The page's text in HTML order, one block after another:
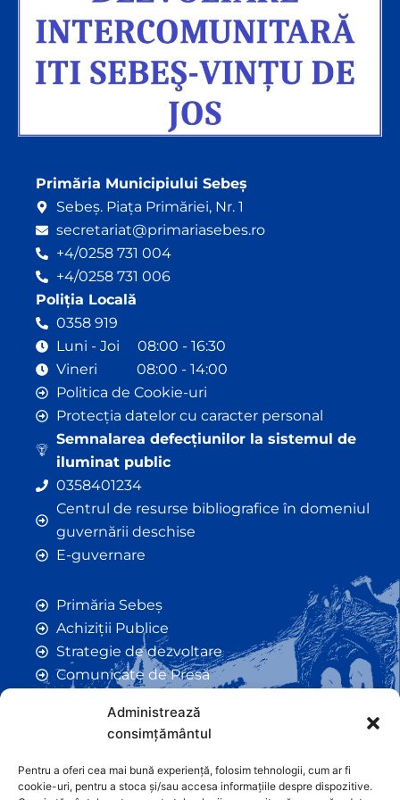
Administrează
consimțământul
Pentru a oferi cea mai bună experiență, folosim tehnologii, cum ar fi
cookie-uri, pentru a stoca și/sau accesa informațiile despre dispozitive.
Primăria Municipiului Sebeș
Sebeș. Piața Primăriei, Nr. 1
secretariat@primariasebes.ro
+4/0258 731 004
+4/0258 731 006
Poliția Locală
0358 919
Luni - Joi 08:00 - 16:30
Vineri 08:00 - 14:00
Politica de Cookie-uri
Protecția datelor cu caracter personal
Semnalarea defecțiunilor la sistemul de
iluminat public
0358401234
Centrul de resurse bibliografice în domeniul
guvernării deschise
E-guvernare
Primăria Sebeș
Achiziții Publice
Strategie de dezvoltare
Comunicate de Presă
Anunțuri
Hotarâri de Consiliu
Certificate de Urbanism
Autorizații de Construcții